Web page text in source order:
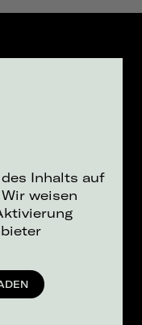
Inhalts auf
weisen